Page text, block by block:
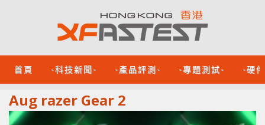
首頁 -科技新聞- -產品評測- -專題測試- -硬
Aug razer Gear 2